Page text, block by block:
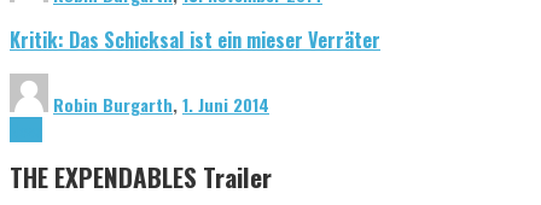
Kritik: Das Schicksal ist ein mieser Verräter
Robin Burgarth,1. Juni 2014
THE EXPENDABLES Trailer